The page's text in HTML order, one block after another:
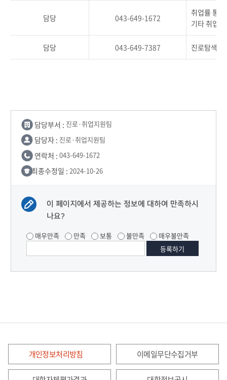
담당 043-649-1672
취업률 통
기타 취업
담당 043-649-7387 진로탐색교
담당부서 : 진로·취업지원팀
담당자 : 진로·취업지원팀
연락처 : 043-649-1672
최종수정일 : 2024-10-26
이 페이지에서 제공하는 정보에 대하여 만족하시
나요?
매우만족 만족 보통 불만족 매우불만족
개인정보처리방침 이메일무단수집거부